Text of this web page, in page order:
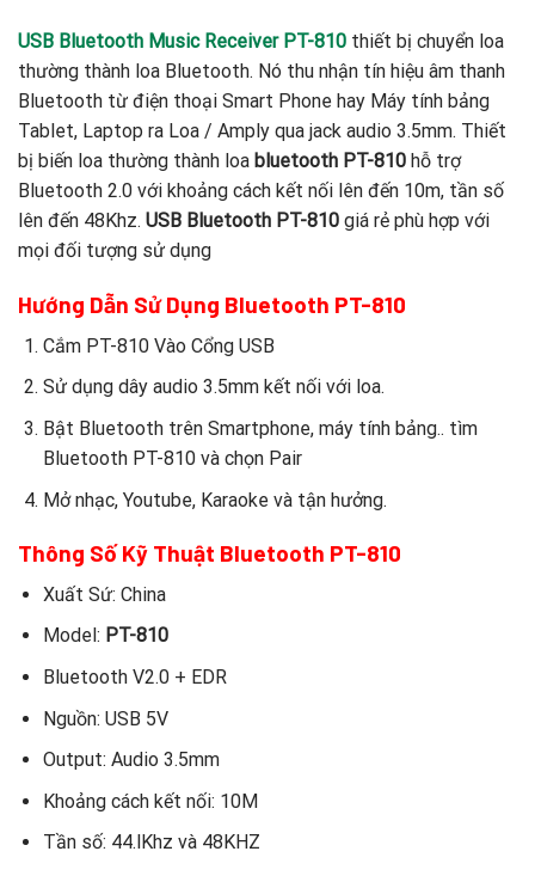
USB Bluetooth Music Receiver PT-810 thiết bị chuyển loa
thường thành loa Bluetooth. Nó thu nhận tín hiệu âm thanh
Bluetooth từ điện thoại Smart Phone hay Máy tính bảng
Tablet, Laptop ra Loa / Amply qua jack audio 3.5mm. Thiết
bị biến loa thường thành loa bluetooth PT-810 hỗ trợ
Bluetooth 2.0 với khoảng cách kết nối lên đến 10m, tần số
lên đến 48Khz. USB Bluetooth PT-810 giá rẻ phù hợp với
mọi đối tượng sử dụng
Hướng Dẫn Sử Dụng Bluetooth PT-810
Cắm PT-810 Vào Cổng USB
Sử dụng dây audio 3.5mm kết nối với loa.
Bật Bluetooth trên Smartphone, máy tính bảng.. tìm
Bluetooth PT-810 và chọn Pair
Mở nhạc, Youtube, Karaoke và tận hưởng.
Thông Số Kỹ Thuật Bluetooth PT-810
Xuất Sứ: China
Model: PT-810
Bluetooth V2.0 + EDR
Nguồn: USB 5V
Output: Audio 3.5mm
Khoảng cách kết nối: 10M
Tần số: 44.lKhz và 48KHZ